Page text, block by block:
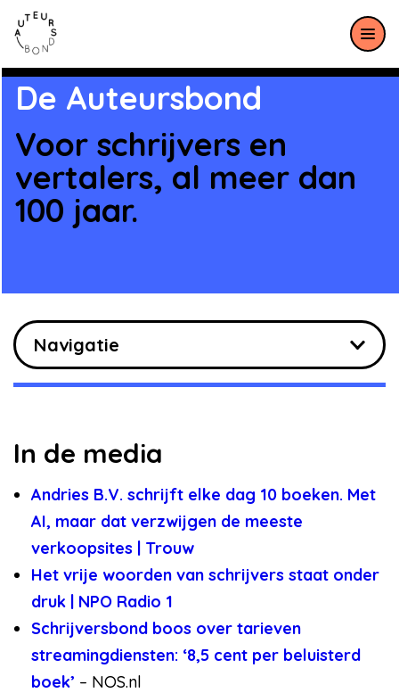
Meteen naar de content
De Auteursbond
Voor schrijvers en
vertalers, al meer dan
100 jaar.
Navigatie
In de media
Andries B.V. schrijft elke dag 10 boeken. Met
AI, maar dat verzwijgen de meeste
verkoopsites | Trouw
Het vrije woorden van schrijvers staat onder
druk | NPO Radio 1
Schrijversbond boos over tarieven
streamingdiensten: ‘8,5 cent per beluisterd
boek’ – NOS.nl